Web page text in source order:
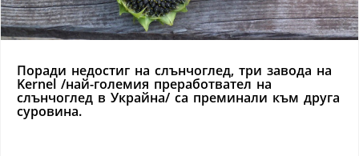
Поради недостиг на слънчоглед, три завода на
Kernel /най-големия преработвател на
слънчоглед в Украйна/ са преминали към друга
суровина.